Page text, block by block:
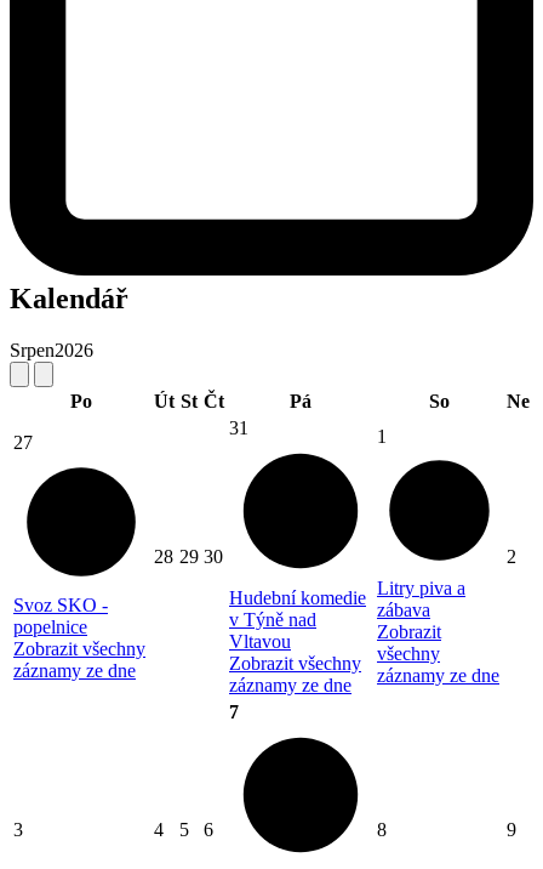
Kalendář
Srpen2026
Po Út St Čt Pá So
Ne
27
Svoz SKO -
popelnice
Zobrazit všechny
záznamy ze dne
28 29 30
31
Hudební komedie
v Týně nad
Vltavou
Zobrazit všechny
záznamy ze dne
1
Litry piva a
zábava
Zobrazit
všechny
záznamy ze dne
2
3 4 5 6
7
8 9